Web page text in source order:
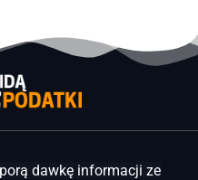
dawkę informacji ze